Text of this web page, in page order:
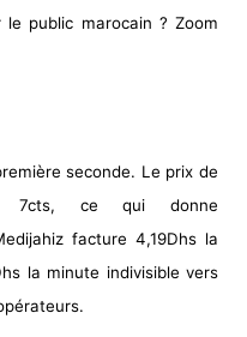
public marocain ? Zoom
seconde. Le prix de
ce qui donne
facture 4,19Dhs la
la minute indivisible vers